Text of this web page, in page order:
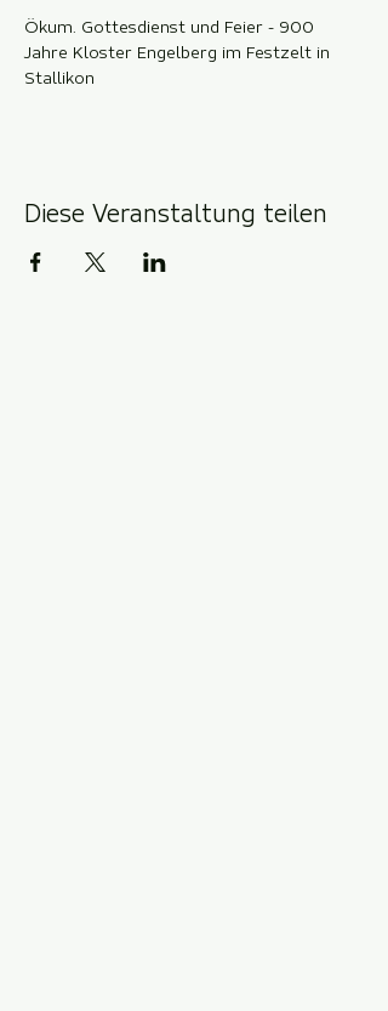
Ökum. Gottesdienst und Feier - 900
Jahre Kloster Engelberg im Festzelt in
Stallikon
Diese Veranstaltung teilen